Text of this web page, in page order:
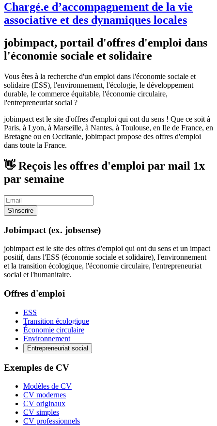
Chargé.e d’accompagnement de la vie
associative et des dynamiques locales
jobimpact, portail d'offres d'emploi dans
l'économie sociale et solidaire
Vous êtes à la recherche d'un emploi dans l'économie sociale et
solidaire (ESS), l'environnement, l'écologie, le développement
durable, le commerce équitable, l'économie circulaire,
l'entrepreneuriat social ?
jobimpact est le site d'offres d'emploi qui ont du sens ! Que ce soit à
Paris, à Lyon, à Marseille, à Nantes, à Toulouse, en Ile de France, en
Bretagne ou en Occitanie, jobimpact propose des offres d'emploi
dans toute la France.
👋 Reçois les offres d'emploi par mail 1x
par semaine
S'inscrire
Jobimpact (ex. jobsense)
jobimpact est le site des offres d'emploi qui ont du sens et un impact
positif, dans l'ESS (économie sociale et solidaire), l'environnement
et la transition écologique, l'économie circulaire, l'entrepreneuriat
social et l'humanitaire.
Offres d'emploi
ESS
Transition écologique
Économie circulaire
Environnement
Entrepreneuriat social
Exemples de CV
Modèles de CV
CV modernes
CV originaux
CV simples
CV professionnels